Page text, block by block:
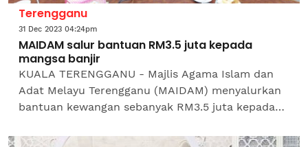
Terengganu
31 Dec 2023 04:24pm
MAIDAM salur bantuan RM3.5 juta kepada
mangsa banjir
KUALA TERENGGANU - Majlis Agama Islam dan
Adat Melayu Terengganu (MAIDAM) menyalurkan
bantuan kewangan sebanyak RM3.5 juta kepada
MAIDAM, Datuk Shaikh Harun...